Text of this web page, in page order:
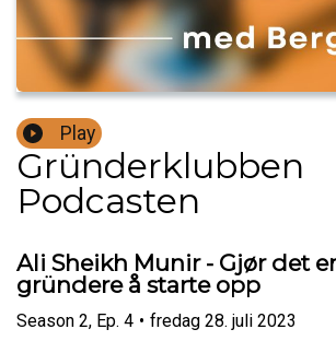
Play
Gründerklubben
Podcasten
Ali Sheikh Munir - Gjør det
gründere å starte opp
Season 2, Ep. 4 • fredag 28. juli 2023